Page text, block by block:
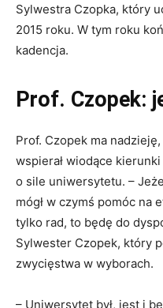
Sylwestra Czopka, który
2015 roku. W tym roku
kadencja.
Prof. Czopek:
Prof. Czopek ma
wspierał wiodące
o sile uniwersytetu. –
mógł w czymś pomóc na
tylko rad, to będę do
Sylwester Czopek, który
zwycięstwa w wyborach.
– Uniwersytet był, jest i